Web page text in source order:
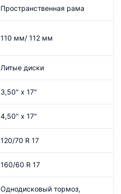
Пространственная рама
110 мм/ 112 мм
Литые диски
3,50" x 17"
4,50" x 17"
120/70 R 17
160/60 R 17
Однодисковый тормоз,